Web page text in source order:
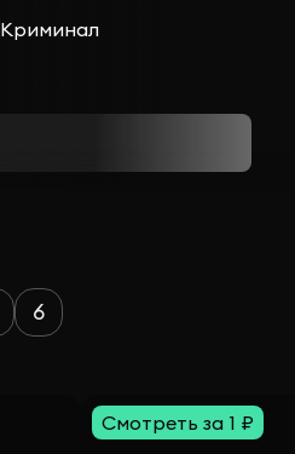
Криминал
6
Смотреть за 1 ₽